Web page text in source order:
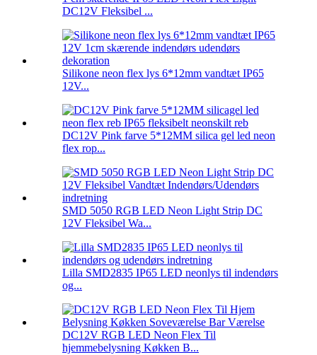
DC12V Fleksibel ...
Silikone neon flex lys 6*12mm vandtæt IP65
12V...
DC12V Pink farve 5*12MM silica gel led neon
flex rop...
SMD 5050 RGB LED Neon Light Strip DC
12V Fleksibel Wa...
Lilla SMD2835 IP65 LED neonlys til indendørs
og...
DC12V RGB LED Neon Flex Til
hjemmebelysning Køkken B...